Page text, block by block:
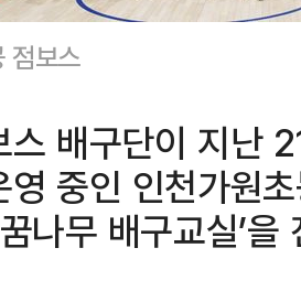
보스
스 배구단이 지난
영 중인 인천가원
나무 배구교실’을